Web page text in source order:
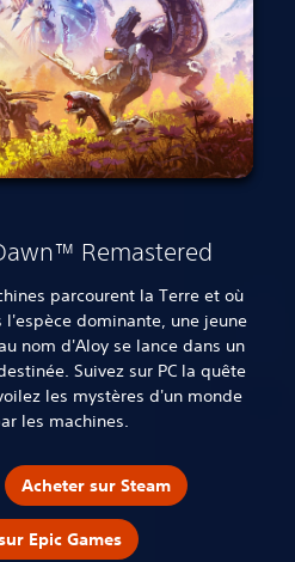
Remastered
parcourent la Terre et où
l'espèce dominante, une jeune
nom d'Aloy se lance dans un
Suivez sur PC la quête
les mystères d'un monde
les machines.
Acheter sur Steam
Epic Games